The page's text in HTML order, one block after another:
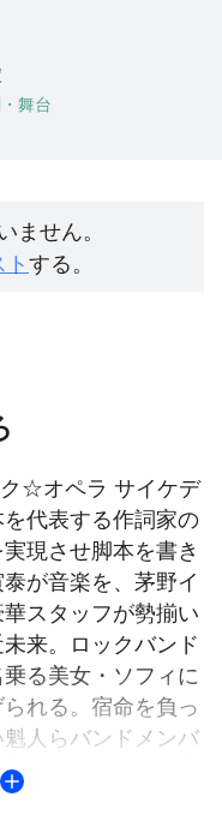
舞台
ません。
する。
☆オペラ サイケデ
代表する作詞家の
現させ脚本を書き
が音楽を、茅野イ
スタッフが勢揃い
来。ロックバンド
る美女・ソフィに
れる。宿命を負っ
人らバンドメンバ
まれていき…。小
ちの熱演が観るも